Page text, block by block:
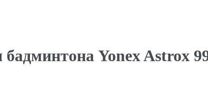
бадминтона Yonex Astrox